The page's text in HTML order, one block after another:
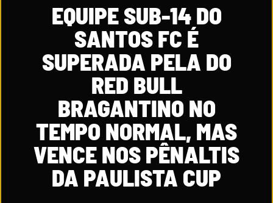
EQUIPE SUB-14 DO
SANTOS FC É
SUPERADA PELA DO
RED BULL
BRAGANTINO NO
TEMPO NORMAL, MAS
VENCE NOS PÊNALTIS
DA PAULISTA CUP